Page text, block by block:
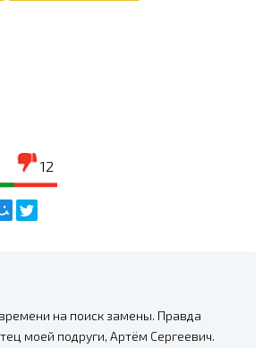
12
на поиск замены. Правда
моей подруги, Артём Сергеевич.